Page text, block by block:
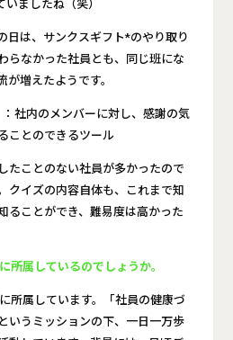
ましたね（笑）
日は、サンクスギフト*のやり取り
らなかった社員とも、同じ班にな
が増えたようです。
社内のメンバーに対し、感謝の気
ことのできるツール
たことのない社員が多かったので
クイズの内容自体も、これまで知
ることができ、難易度は高かった
所属しているのでしょうか。
所属しています。「社員の健康づ
いうミッションの下、一日一万歩